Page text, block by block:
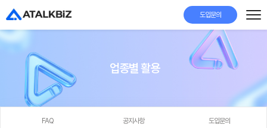
도입문의
업종별 활용
FAQ 공지사항 도입문의